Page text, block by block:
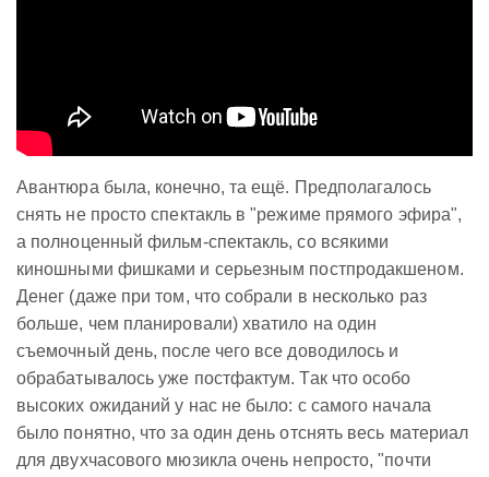
Авантюра была, конечно, та ещё. Предполагалось
снять не просто спектакль в "режиме прямого эфира",
а полноценный фильм-спектакль, со всякими
киношными фишками и серьезным постпродакшеном.
Денег (даже при том, что собрали в несколько раз
больше, чем планировали) хватило на один
съемочный день, после чего все доводилось и
обрабатывалось уже постфактум. Так что особо
высоких ожиданий у нас не было: с самого начала
было понятно, что за один день отснять весь материал
для двухчасового мюзикла очень непросто, "почти